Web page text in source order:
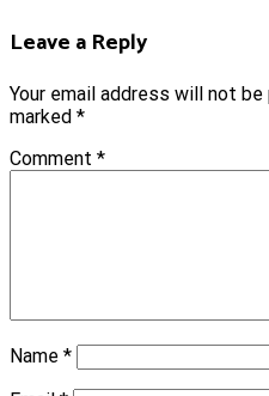
Leave a Reply
Your email address will not be
marked *
Comment *
Name *